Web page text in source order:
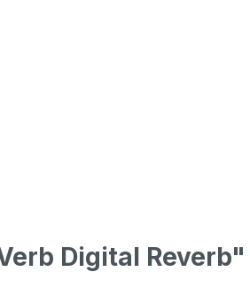
Digital Reverb"